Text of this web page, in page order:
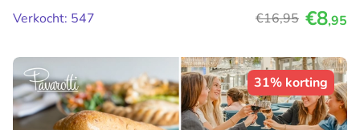
Verkocht: 547
€16,95 €8,95
31% korting